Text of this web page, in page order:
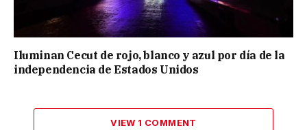
Iluminan Cecut de rojo, blanco y azul por día de la
independencia de Estados Unidos
VIEW 1 COMMENT